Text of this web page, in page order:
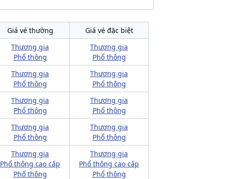
Giá vé thường Giá vé đặc biệt
Thương gia
Phổ thông
Thương gia
Phổ thông
Thương gia
Phổ thông
Thương gia
Phổ thông
Thương gia
Phổ thông
Thương gia
Phổ thông
Thương gia
Phổ thông
Thương gia
Phổ thông
Thương gia
Phổ thông cao cấp
Phổ thông
Thương gia
Phổ thông cao cấp
Phổ thông